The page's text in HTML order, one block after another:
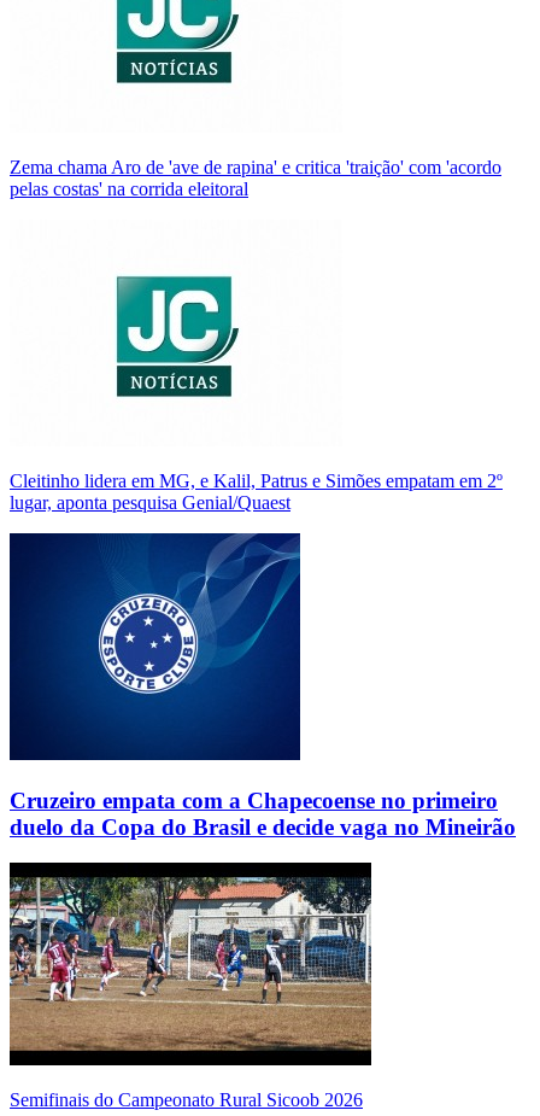
Zema chama Aro de 'ave de rapina' e critica 'traição' com 'acordo
pelas costas' na corrida eleitoral
Cleitinho lidera em MG, e Kalil, Patrus e Simões empatam em 2º
lugar, aponta pesquisa Genial/Quaest
Cruzeiro empata com a Chapecoense no primeiro
duelo da Copa do Brasil e decide vaga no Mineirão
Semifinais do Campeonato Rural Sicoob 2026